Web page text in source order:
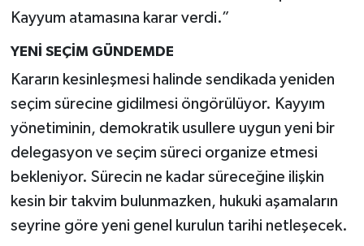
Kayyum atamasına karar verdi.”
YENİ SEÇİM GÜNDEMDE
Kararın kesinleşmesi halinde sendikada yeniden
seçim sürecine gidilmesi öngörülüyor. Kayyım
yönetiminin, demokratik usullere uygun yeni bir
delegasyon ve seçim süreci organize etmesi
bekleniyor. Sürecin ne kadar süreceğine ilişkin
kesin bir takvim bulunmazken, hukuki aşamaların
seyrine göre yeni genel kurulun tarihi netleşecek.